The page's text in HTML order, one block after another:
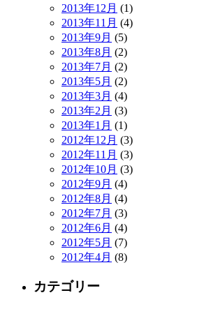
2013年12月 (1)
2013年11月 (4)
2013年9月 (5)
2013年8月 (2)
2013年7月 (2)
2013年5月 (2)
2013年3月 (4)
2013年2月 (3)
2013年1月 (1)
2012年12月 (3)
2012年11月 (3)
2012年10月 (3)
2012年9月 (4)
2012年8月 (4)
2012年7月 (3)
2012年6月 (4)
2012年5月 (7)
2012年4月 (8)
カテゴリー